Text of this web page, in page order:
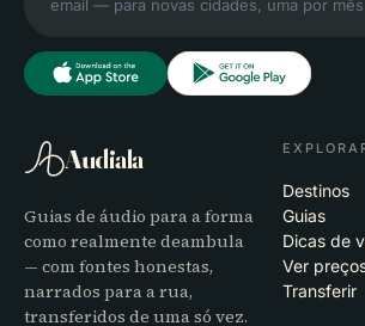
Audiala
Guias de áudio para a forma
como realmente deambula
— com fontes honestas,
narrados para a rua,
transferidos de uma só vez.
Destinos
Guias
Dicas de
Ver
Transferir